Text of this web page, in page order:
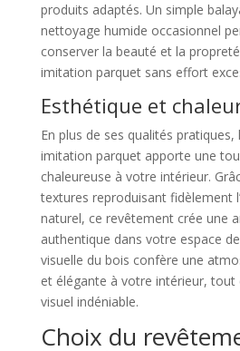
produits adaptés. Un simple
nettoyage humide occasionnel
conserver la beauté et la
imitation parquet sans effort
Esthétique et
En plus de ses qualités
imitation parquet apporte une
chaleureuse à votre intérieur.
textures reproduisant fidèlement
naturel, ce revêtement crée une
authentique dans votre espace
visuelle du bois confère une
et élégante à votre intérieur,
visuel indéniable.
Choix du